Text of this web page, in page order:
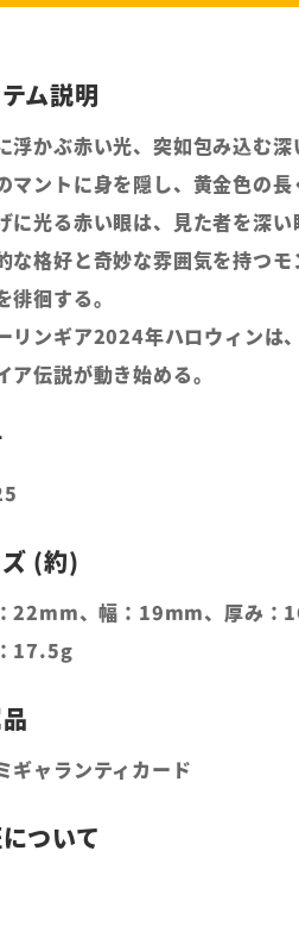
浮かぶ赤い光、突如包み込む深
マントに身を隠し、黄金色の長
に光る赤い眼は、見た者を深い
な格好と奇妙な雰囲気を持つ
徘徊する。
リンギア2024年ハロウィンは
ア伝説が動き始める。
22mm、幅：19mm、厚み：
17.5g
ギャランティカード